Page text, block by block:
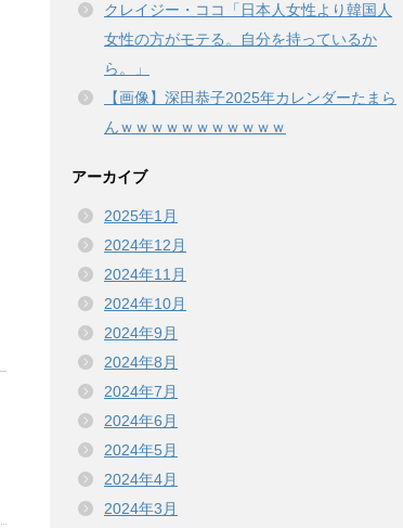
クレイジー・ココ「日本人女性より韓国人
女性の方がモテる。自分を持っているか
ら。」
【画像】深田恭子2025年カレンダーたまら
んｗｗｗｗｗｗｗｗｗｗｗ
アーカイブ
2025年1月
2024年12月
2024年11月
2024年10月
2024年9月
2024年8月
2024年7月
2024年6月
2024年5月
2024年4月
2024年3月